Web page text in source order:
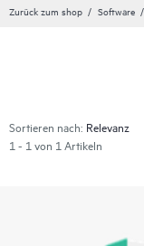
Zurück zum shop Software
Sortieren nach:
1 - 1 von 1 Artikeln